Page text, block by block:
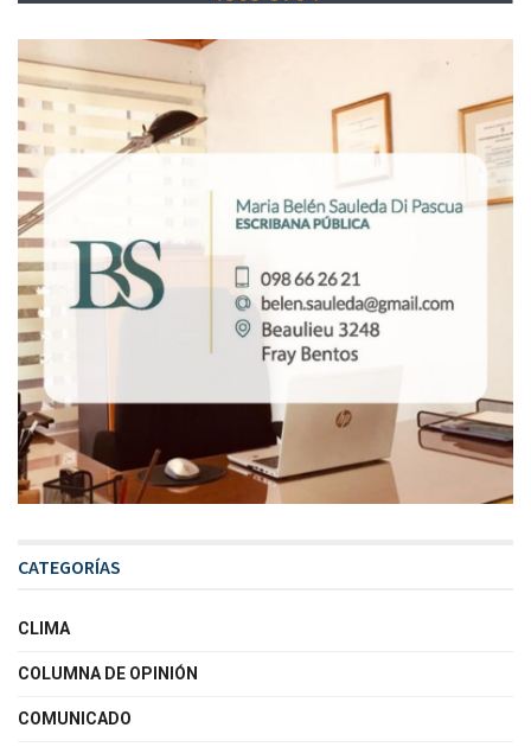
CATEGORÍAS
CLIMA
COLUMNA DE OPINIÓN
COMUNICADO